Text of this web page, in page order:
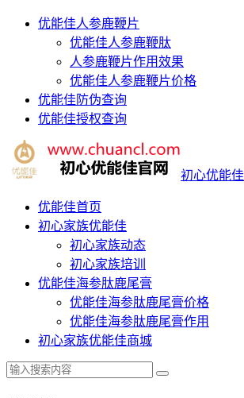
优能佳人参鹿鞭片
优能佳人参鹿鞭肽
人参鹿鞭片作用效果
优能佳人参鹿鞭片价格
优能佳防伪查询
优能佳授权查询
初心优能佳
优能佳首页
初心家族优能佳
初心家族动态
初心家族培训
优能佳海参肽鹿尾膏
优能佳海参肽鹿尾膏价格
优能佳海参肽鹿尾膏作用
初心家族优能佳商城